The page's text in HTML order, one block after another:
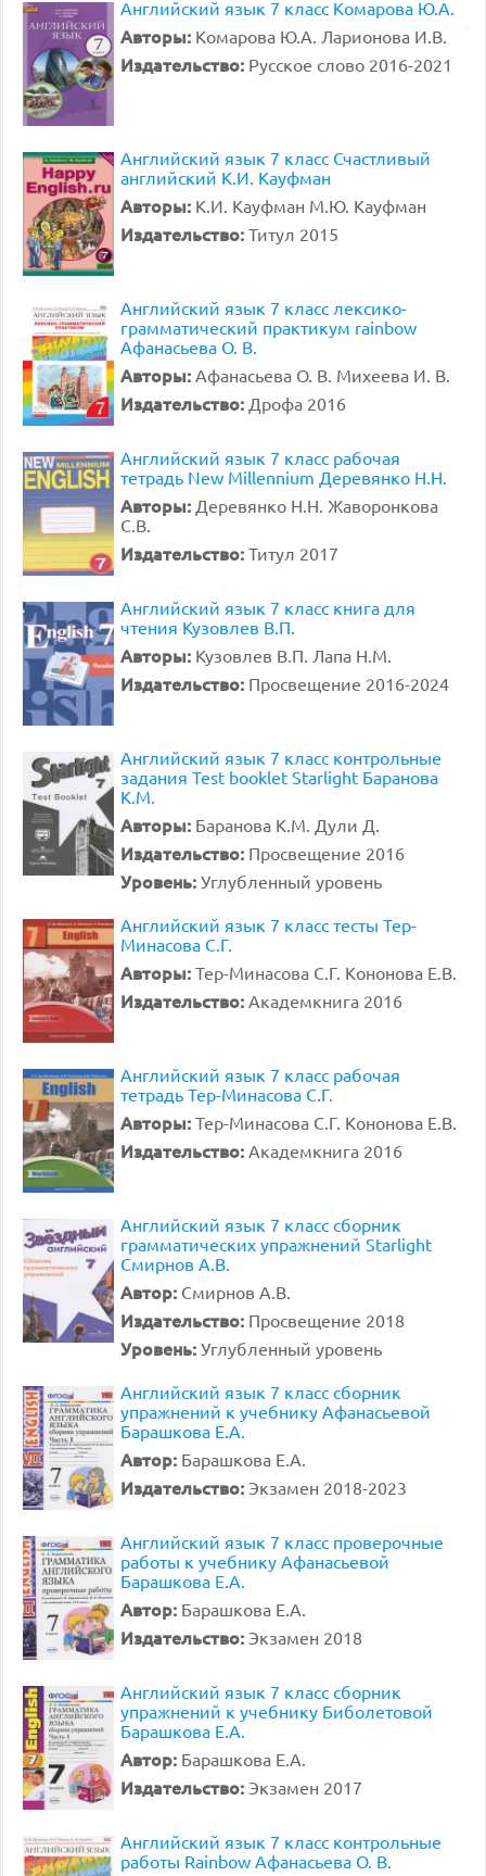
Английский язык 7 класс Комарова Ю.А.
Авторы: Комарова Ю.А. Ларионова И.В.
Издательство: Русское слово 2016-2021
Английский язык 7 класс Счастливый
английский К.И. Кауфман
Авторы: К.И. Кауфман М.Ю. Кауфман
Издательство: Титул 2015
Английский язык 7 класс лексико-
грамматический практикум rainbow
Афанасьева О. В.
Авторы: Афанасьева О. В. Михеева И. В.
Издательство: Дрофа 2016
Английский язык 7 класс рабочая
тетрадь New Millennium Деревянко Н.Н.
Авторы: Деревянко Н.Н. Жаворонкова
С.В.
Издательство: Титул 2017
Английский язык 7 класс книга для
чтения Кузовлев В.П.
Авторы: Кузовлев В.П. Лапа Н.М.
Издательство: Просвещение 2016-2024
Английский язык 7 класс контрольные
задания Test booklet Starlight Баранова
К.М.
Авторы: Баранова К.М. Дули Д.
Издательство: Просвещение 2016
Уровень: Углубленный уровень
Английский язык 7 класс тесты Тер-
Минасова С.Г.
Авторы: Тер-Минасова С.Г. Кононова Е.В.
Издательство: Академкнига 2016
Английский язык 7 класс рабочая
тетрадь Тер-Минасова С.Г.
Авторы: Тер-Минасова С.Г. Кононова Е.В.
Издательство: Академкнига 2016
Английский язык 7 класс сборник
грамматических упражнений Starlight
Смирнов А.В.
Автор: Смирнов А.В.
Издательство: Просвещение 2018
Уровень: Углубленный уровень
Английский язык 7 класс сборник
упражнений к учебнику Афанасьевой
Барашкова Е.А.
Автор: Барашкова Е.А.
Издательство: Экзамен 2018-2023
Английский язык 7 класс проверочные
работы к учебнику Афанасьевой
Барашкова Е.А.
Автор: Барашкова Е.А.
Издательство: Экзамен 2018
Английский язык 7 класс сборник
упражнений к учебнику Биболетовой
Барашкова Е.А.
Автор: Барашкова Е.А.
Издательство: Экзамен 2017
Английский язык 7 класс контрольные
работы Rainbow Афанасьева О. В.